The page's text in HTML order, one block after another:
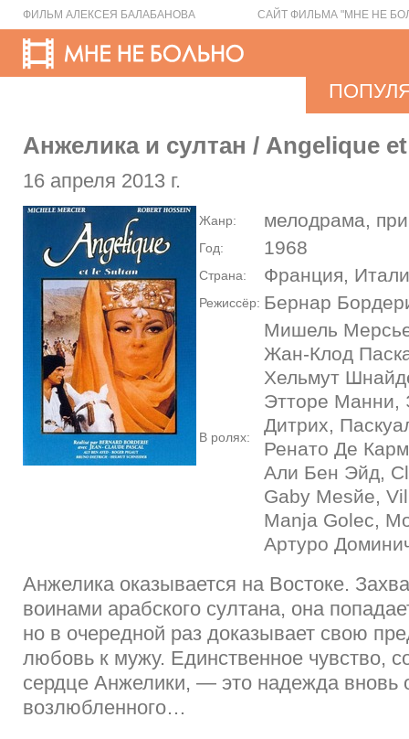
ФИЛЬМ АЛЕКСЕЯ БАЛАБАНОВА САЙТ ФИЛЬМА "МНЕ НЕ
Анжелика и султан / Angelique
16 апреля 2013 г.
Жанр: мелодрама,
Год: 1968
Страна: Франция,
Режиссёр: Бернар
В ролях:
Мишель
Жан-Клод
Хельмут
Этторе Манни,
Дитрих,
Ренато Де
Али Бен Эйд,
Gaby Mesйe,
Manja Golec,
Артуро
Анжелика оказывается на Востоке.
воинами арабского султана, она
но в очередной раз доказывает свою
любовь к мужу. Единственное чувство,
сердце Анжелики, — это надежда вновь
возлюбленного…